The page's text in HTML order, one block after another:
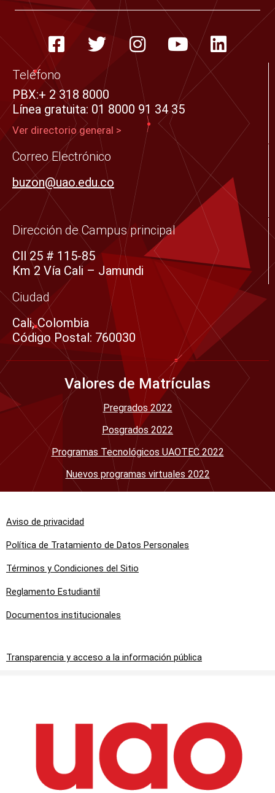
F
a
c
e
b
o
o
k
-
s
q
a
r
e
T
w
t
t
e
r
I
n
s
t
a
g
r
a
m
Y
o
u
t
u
e
L
i
n
k
n
Teléfono
PBX:+ 2 318 8000
Línea gratuita: 01 8000 91 34 35​
Ver directorio general >
Correo Electrónico
buzon@uao.edu.co
Dirección de Campus principal
Cll 25 # 115-85
Km 2 Vía Cali – Jamundi
Ciudad
Cali, Colombia
Código Postal: 760030
Valores de Matrículas
Pregrados 2022
Posgrados 2022
Programas Tecnológicos UAOTEC 2022
Nuevos programas virtuales 2022
Aviso de privacidad
Política de Tratamiento de Datos Personales
Términos y Condiciones del Sitio
Reglamento Estudiantil
Documentos institucionales
Transparencia y acceso a la información pública